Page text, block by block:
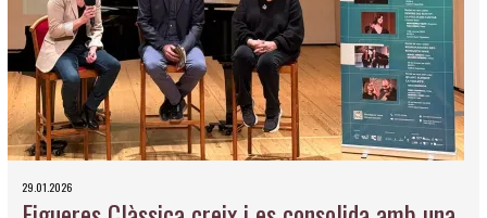
29.01.2026